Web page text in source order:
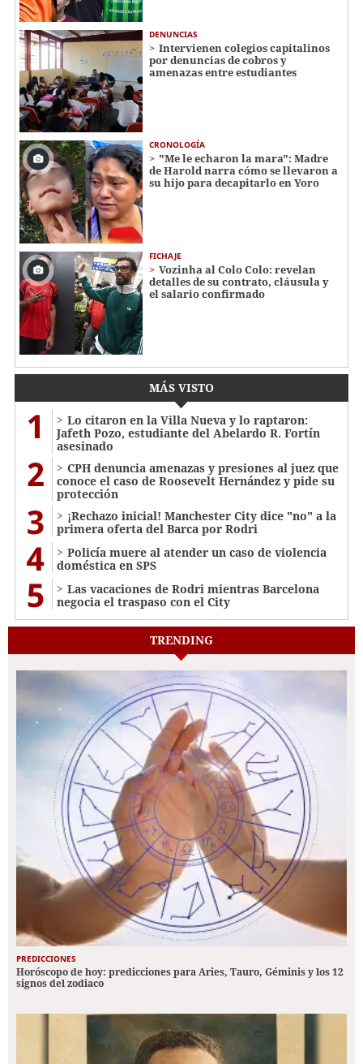
DENUNCIAS
Intervienen colegios capitalinos
por denuncias de cobros y
amenazas entre estudiantes
CRONOLOGÍA
"Me le echaron la mara": Madre
de Harold narra cómo se llevaron a
su hijo para decapitarlo en Yoro
FICHAJE
Vozinha al Colo Colo: revelan
detalles de su contrato, cláusula y
el salario confirmado
MÁS VISTO
1
Lo citaron en la Villa Nueva y lo raptaron:
Jafeth Pozo, estudiante del Abelardo R. Fortín
asesinado
2
CPH denuncia amenazas y presiones al juez que
conoce el caso de Roosevelt Hernández y pide su
protección
3
¡Rechazo inicial! Manchester City dice "no" a la
primera oferta del Barca por Rodri
4
Policía muere al atender un caso de violencia
doméstica en SPS
5
Las vacaciones de Rodri mientras Barcelona
negocia el traspaso con el City
TRENDING
PREDICCIONES
Horóscopo de hoy: predicciones para Aries, Tauro, Géminis y los 12
signos del zodiaco